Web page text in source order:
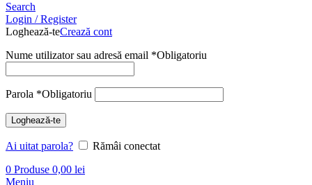
Search
Login / Register
Loghează-teCrează cont
Nume utilizator sau adresă email *Obligatoriu
Parola *Obligatoriu
Loghează-te
Ai uitat parola?
Rămâi conectat
0 Produse 0,00 lei
Meniu